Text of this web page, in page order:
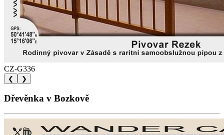
CZ-G336
❮ ❯
Dřevěnka v Bozkově